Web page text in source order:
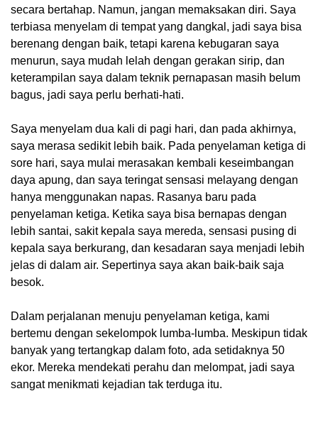
secara bertahap. Namun, jangan memaksakan diri. Saya
terbiasa menyelam di tempat yang dangkal, jadi saya bisa
berenang dengan baik, tetapi karena kebugaran saya
menurun, saya mudah lelah dengan gerakan sirip, dan
keterampilan saya dalam teknik pernapasan masih belum
bagus, jadi saya perlu berhati-hati.
Saya menyelam dua kali di pagi hari, dan pada akhirnya,
saya merasa sedikit lebih baik. Pada penyelaman ketiga di
sore hari, saya mulai merasakan kembali keseimbangan
daya apung, dan saya teringat sensasi melayang dengan
hanya menggunakan napas. Rasanya baru pada
penyelaman ketiga. Ketika saya bisa bernapas dengan
lebih santai, sakit kepala saya mereda, sensasi pusing di
kepala saya berkurang, dan kesadaran saya menjadi lebih
jelas di dalam air. Sepertinya saya akan baik-baik saja
besok.
Dalam perjalanan menuju penyelaman ketiga, kami
bertemu dengan sekelompok lumba-lumba. Meskipun tidak
banyak yang tertangkap dalam foto, ada setidaknya 50
ekor. Mereka mendekati perahu dan melompat, jadi saya
sangat menikmati kejadian tak terduga itu.